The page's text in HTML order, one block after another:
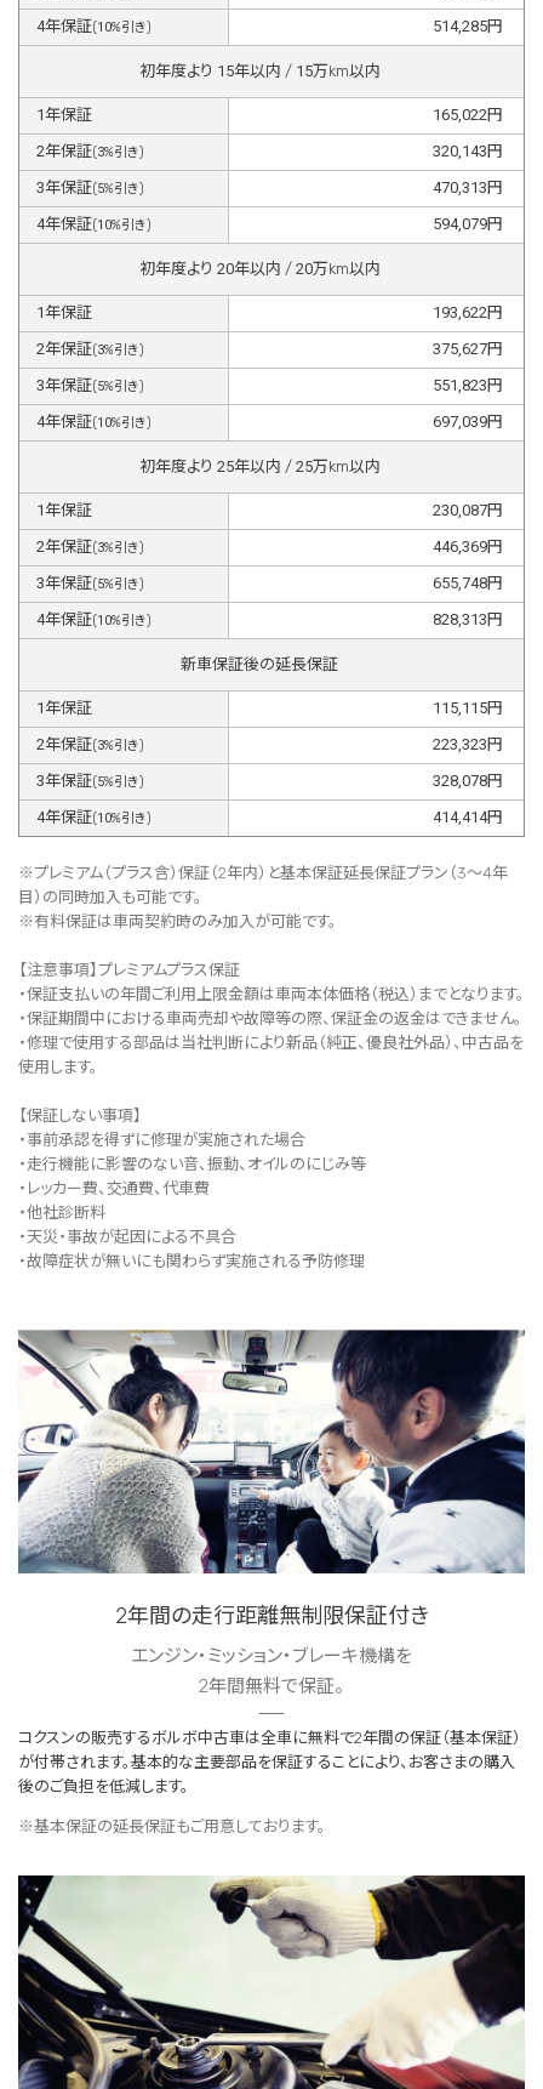
4年保証(10%引き) 514,285円
初年度より 15年以内 / 15万km以内
1年保証 165,022円
2年保証(3%引き) 320,143円
3年保証(5%引き) 470,313円
4年保証(10%引き) 594,079円
初年度より 20年以内 / 20万km以内
1年保証 193,622円
2年保証(3%引き) 375,627円
3年保証(5%引き) 551,823円
4年保証(10%引き) 697,039円
初年度より 25年以内 / 25万km以内
1年保証 230,087円
2年保証(3%引き) 446,369円
3年保証(5%引き) 655,748円
4年保証(10%引き) 828,313円
新車保証後の延長保証
1年保証 115,115円
2年保証(3%引き) 223,323円
3年保証(5%引き) 328,078円
4年保証(10%引き) 414,414円
※プレミアム（プラス含）保証（2年内）と基本保証延長保証プラン（3～4年
目）の同時加入も可能です。
※有料保証は⾞両契約時のみ加⼊が可能です。
【注意事項】プレミアムプラス保証
・保証支払いの年間ご利用上限金額は車両本体価格（税込）までとなります。
・保証期間中における車両売却や故障等の際、保証金の返金はできません。
・修理で使用する部品は当社判断により新品（純正、優良社外品）、中古品を
使用します。
【保証しない事項】
・事前承認を得ずに修理が実施された場合
・走行機能に影響のない音、振動、オイルのにじみ等
・レッカー費、交通費、代車費
・他社診断料
・天災・事故が起因による不具合
・故障症状が無いにも関わらず実施される予防修理
2年間の走行距離無制限保証付き
エンジン・ミッション・ブレーキ機構を
2年間無料で保証。
コクスンの販売するボルボ中古車は全車に無料で2年間の保証（基本保証）
が付帯されます。基本的な主要部品を保証することにより、お客さまの購入
後のご負担を低減します。
※基本保証の延長保証もご用意しております。